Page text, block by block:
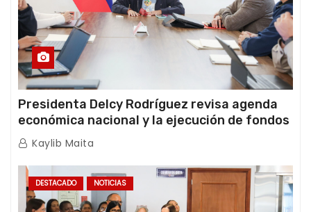
Presidenta Delcy Rodríguez revisa agenda
económica nacional y la ejecución de fondos
de emergencia post-sismos
Kaylib Maita
DESTACADO NOTICIAS